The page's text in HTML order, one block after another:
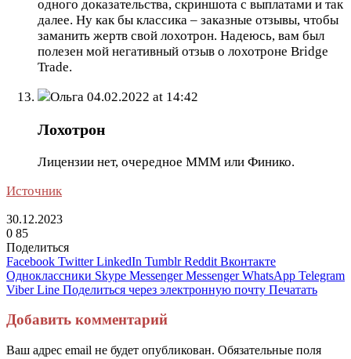
одного доказательства, скриншота с выплатами и так
далее. Ну как бы классика – заказные отзывы, чтобы
заманить жертв свой лохотрон. Надеюсь, вам был
полезен мой негативный отзыв о лохотроне Bridge
Trade.
Ольга 04.02.2022 at 14:42
Лохотрон
Лицензии нет, очередное МММ или Финико.
Источник
30.12.2023
0 85
Поделиться
Facebook Twitter LinkedIn Tumblr Reddit Вконтакте
Одноклассники Skype Messenger Messenger WhatsApp Telegram
Viber Line Поделиться через электронную почту Печатать
Добавить комментарий
Ваш адрес email не будет опубликован. Обязательные поля